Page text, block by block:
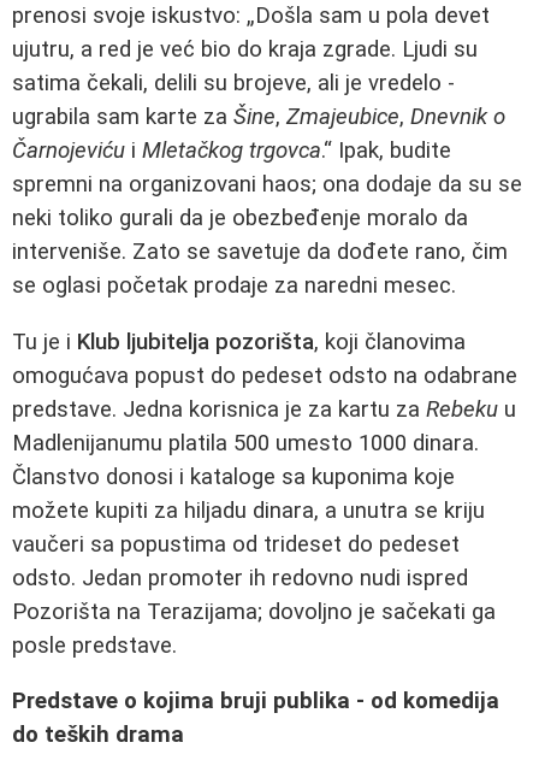
prenosi svoje iskustvo: „Došla sam u pola devet
ujutru, a red je već bio do kraja zgrade. Ljudi su
satima čekali, delili su brojeve, ali je vredelo -
ugrabila sam karte za Šine, Zmajeubice, Dnevnik o
Čarnojeviću i Mletačkog trgovca.“ Ipak, budite
spremni na organizovani haos; ona dodaje da su se
neki toliko gurali da je obezbeđenje moralo da
interveniše. Zato se savetuje da dođete rano, čim
se oglasi početak prodaje za naredni mesec.
Tu je i Klub ljubitelja pozorišta, koji članovima
omogućava popust do pedeset odsto na odabrane
predstave. Jedna korisnica je za kartu za Rebeku u
Madlenijanumu platila 500 umesto 1000 dinara.
Članstvo donosi i kataloge sa kuponima koje
možete kupiti za hiljadu dinara, a unutra se kriju
vaučeri sa popustima od trideset do pedeset
odsto. Jedan promoter ih redovno nudi ispred
Pozorišta na Terazijama; dovoljno je sačekati ga
posle predstave.
Predstave o kojima bruji publika - od komedija
do teških drama